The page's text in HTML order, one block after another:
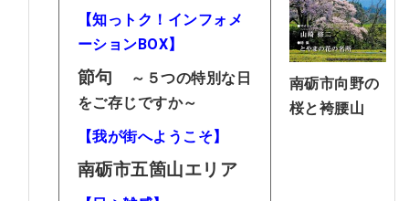
【知っトク！インフォメ
ーションBOX】
節句
～５つの特別な日
をご存じですか～
【我が街へようこそ】
南砺市五箇山エリア
南砺市向野の
桜と袴腰山